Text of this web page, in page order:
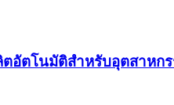
อัตโนมัติสำหรับอุตสาห